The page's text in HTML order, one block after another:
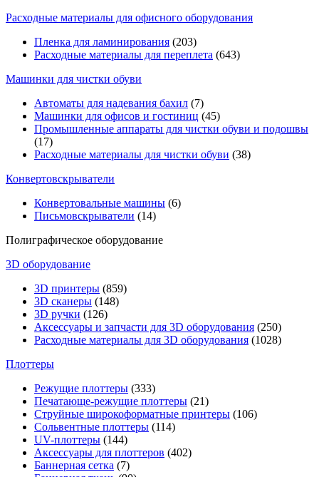
Расходные материалы для офисного оборудования
Пленка для ламинирования (203)
Расходные материалы для переплета (643)
Машинки для чистки обуви
Автоматы для надевания бахил (7)
Машинки для офисов и гостиниц (45)
Промышленные аппараты для чистки обуви и подошвы
(17)
Расходные материалы для чистки обуви (38)
Конвертовскрыватели
Конвертовальные машины (6)
Письмовскрыватели (14)
Полиграфическое оборудование
3D оборудование
3D принтеры (859)
3D сканеры (148)
3D ручки (126)
Аксессуары и запчасти для 3D оборудования (250)
Расходные материалы для 3D оборудования (1028)
Плоттеры
Режущие плоттеры (333)
Печатающе-режущие плоттеры (21)
Струйные широкоформатные принтеры (106)
Сольвентные плоттеры (114)
UV-плоттеры (144)
Аксессуары для плоттеров (402)
Баннерная сетка (7)